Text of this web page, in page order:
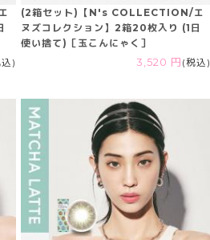
)
(2箱セット)【N's COLLECTION/エ
ヌズコレクション】2箱20枚入り (1日
使い捨て)［玉こんにゃく］
3,520 円 (税込)